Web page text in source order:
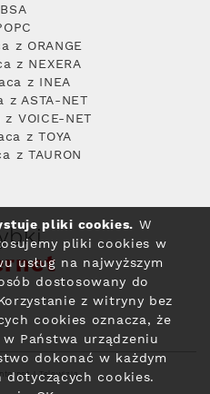
z ORANGE
z NEXERA
z INEA
z ASTA-NET
VOICE-NET
z TOYA
z TAURON
i Telewizja
pliki cookies. W
pliki cookies w
usług na najwyższym
dostosowany do
z witryny bez
cookies oznacza, że
Państwa urządzeniu
dokonać w każdym
dotyczących cookies.